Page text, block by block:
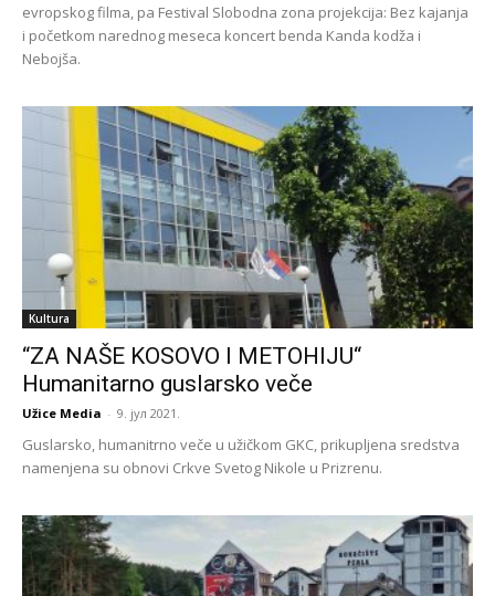
evropskog filma, pa Festival Slobodna zona projekcija: Bez kajanja
i početkom narednog meseca koncert benda Kanda kodža i
Nebojša.
Kultura
“ZA NAŠE KOSOVO I METOHIJU“
Humanitarno guslarsko veče
Užice Media - 9. јул 2021.
Guslarsko, humanitrno veče u užičkom GKC, prikupljena sredstva
namenjena su obnovi Crkve Svetog Nikole u Prizrenu.